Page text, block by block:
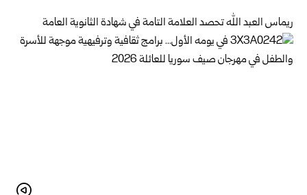
ريماس العبد الله تحصد العلامة التامة في شهادة الثانوية العامة